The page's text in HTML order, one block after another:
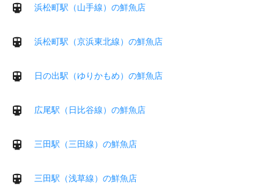
浜松町駅（山手線）の鮮魚店
浜松町駅（京浜東北線）の鮮魚店
日の出駅（ゆりかもめ）の鮮魚店
広尾駅（日比谷線）の鮮魚店
三田駅（三田線）の鮮魚店
三田駅（浅草線）の鮮魚店